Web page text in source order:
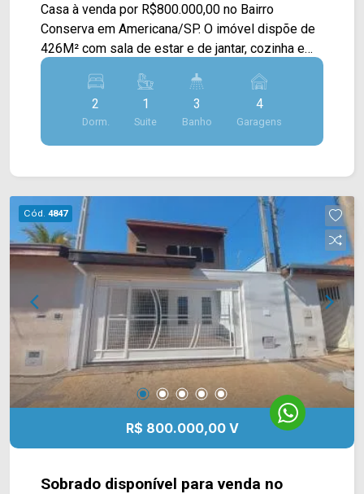
Casa à venda por R$800.000,00 no Bairro
Conserva em Americana/SP. O imóvel dispõe de
426M² com sala de estar e de jantar, cozinha e
área de serviço. > 04 dormitórios; > 02 banheiros
sociais; > 04 vagas de garagem coberta.
Localizado em Americana, o imóvel contém uma
área com diversos comércios em volta, como
supermercados, farmácias, bancos, restaurantes,
agende a sua visita!! WhatsApp e Telefone Arbix:
(19) 3475-4546 ARBIX IMÓVEIS - Presente em
cada mudança!
2
Dorm.
1
Suite
3
Banho
4
Garagens
Cód. 4847
R$ 800.000,00 V
Sobrado disponível para venda no